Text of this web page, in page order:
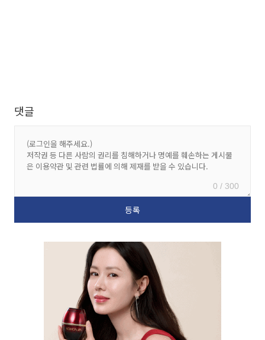
댓글
0 / 300